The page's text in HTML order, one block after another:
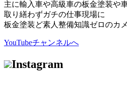
主に輸入車や高級車の板金塗装や
取り繕わずガチの仕事現場に
板金塗装ど素人整備知識ゼロのカ
YouTubeチャンネルへ
Instagram